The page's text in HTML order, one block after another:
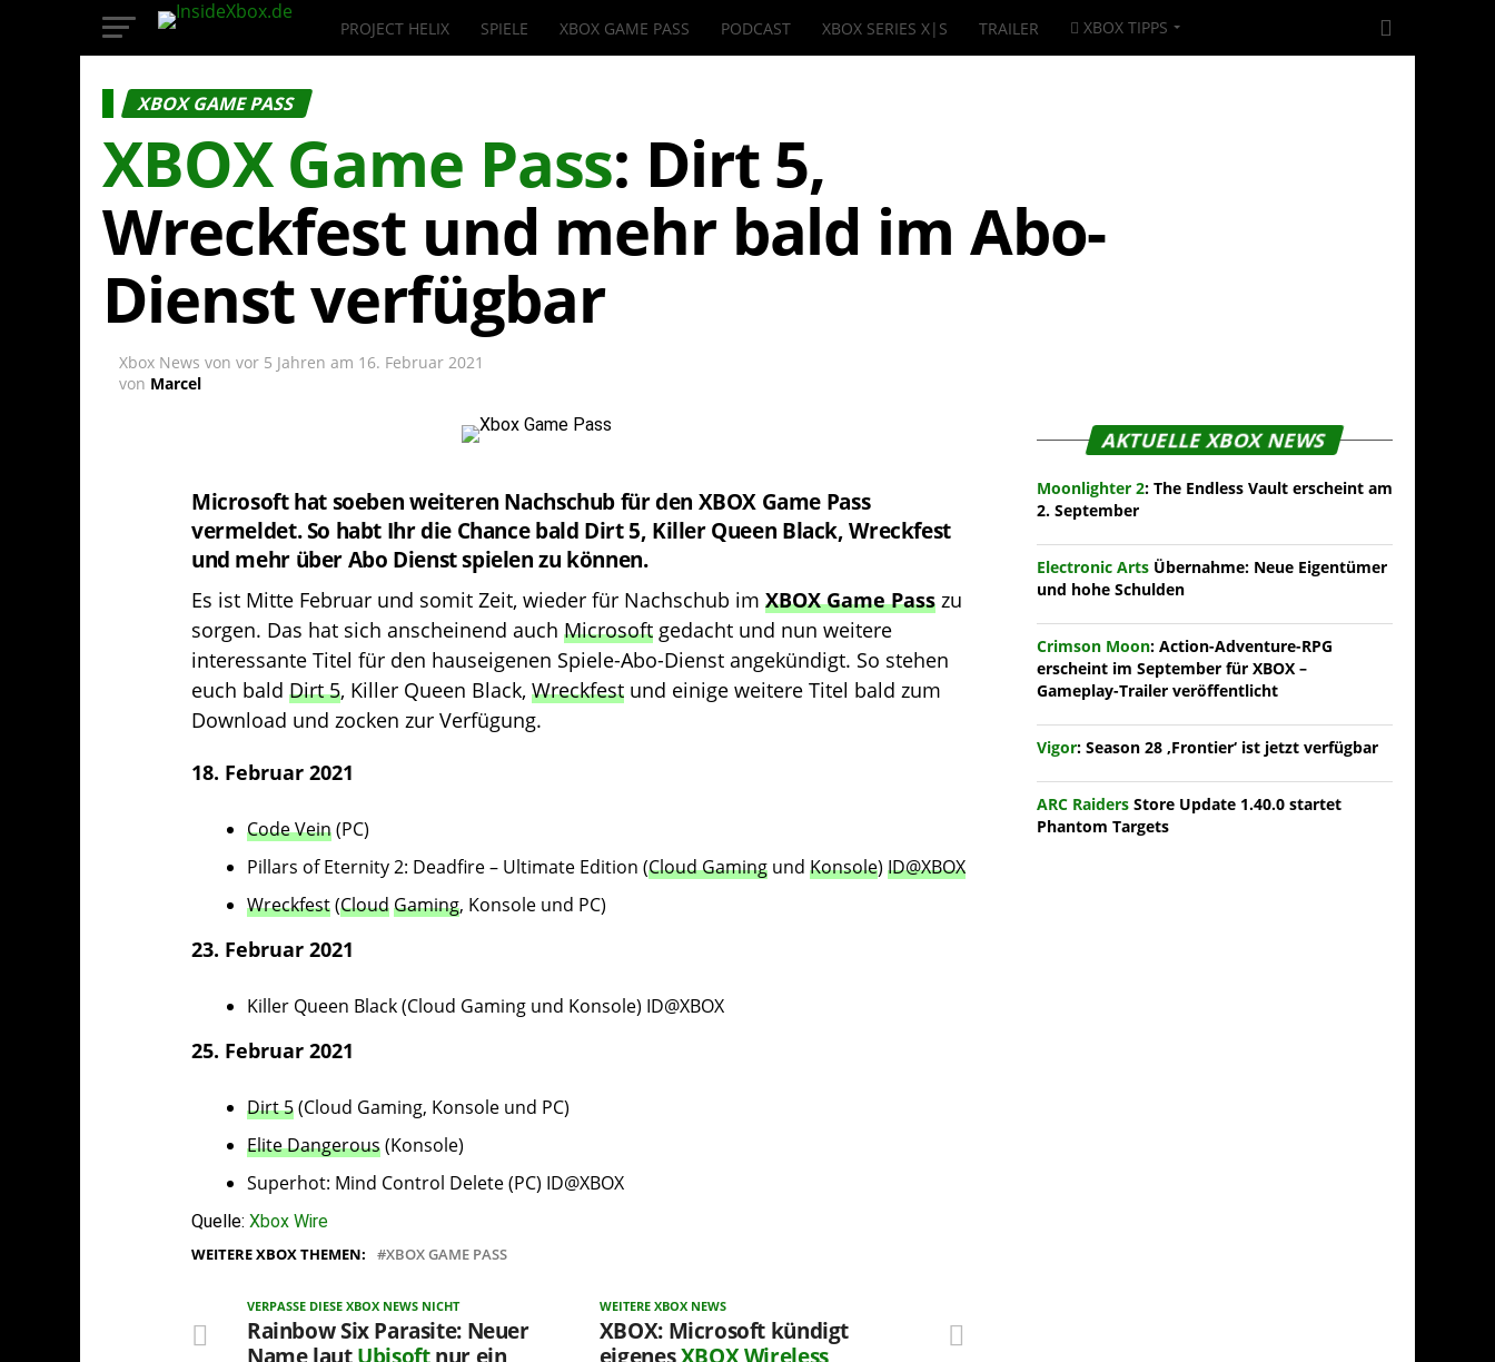
PROJECT HELIX SPIELE XBOX GAME PASS PODCAST XBOX SERIES X|S TRAILER XBOX TIPPS
XBOX GAME PASS
XBOX Game Pass: Dirt 5,
Wreckfest und mehr bald im Abo-
Dienst verfügbar
Xbox News von vor 5 Jahren am 16. Februar 2021
von Marcel
Microsoft hat soeben weiteren Nachschub für den XBOX Game Pass
vermeldet. So habt Ihr die Chance bald Dirt 5, Killer Queen Black, Wreckfest
und mehr über Abo Dienst spielen zu können.
Es ist Mitte Februar und somit Zeit, wieder für Nachschub im XBOX Game Pass zu
sorgen. Das hat sich anscheinend auch Microsoft gedacht und nun weitere
interessante Titel für den hauseigenen Spiele-Abo-Dienst angekündigt. So stehen
euch bald Dirt 5, Killer Queen Black, Wreckfest und einige weitere Titel bald zum
Download und zocken zur Verfügung.
18. Februar 2021
Code Vein(PC)
Pillars of Eternity 2: Deadfire – Ultimate Edition (Cloud Gaming und Konsole) ID@XBOX
Wreckfest(CloudGaming, Konsole und PC)
23. Februar 2021
Killer Queen Black (Cloud Gaming und Konsole) ID@XBOX
25. Februar 2021
Dirt 5(Cloud Gaming, Konsole und PC)
Elite Dangerous(Konsole)
Superhot: Mind Control Delete (PC) ID@XBOX
Quelle: Xbox Wire
WEITERE XBOX THEMEN: XBOX GAME PASS
WEITERE XBOX NEWS
XBOX: Microsoft kündigt
eigenesXBOX Wireless
VERPASSE DIESE XBOX NEWS NICHT
Rainbow Six Parasite: Neuer
Name lautUbisoftnur ein
AKTUELLE XBOX NEWS
Moonlighter 2: The Endless Vault erscheint am
2. September
Electronic Arts Übernahme: Neue Eigentümer
und hohe Schulden
Crimson Moon: Action-Adventure-RPG
erscheint im September für XBOX –
Gameplay-Trailer veröffentlicht
Vigor: Season 28 ‚Frontier‘ ist jetzt verfügbar
ARC Raiders Store Update 1.40.0 startet
Phantom Targets